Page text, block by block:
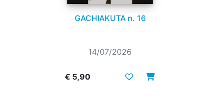
GACHIAKUTA n. 16
14/07/2026
€ 5,90